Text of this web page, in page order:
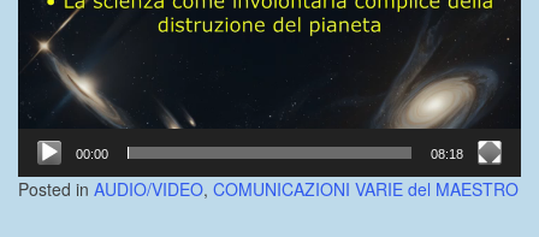
00:00 08:18
Posted in AUDIO/VIDEO, COMUNICAZIONI VARIE del MAESTRO